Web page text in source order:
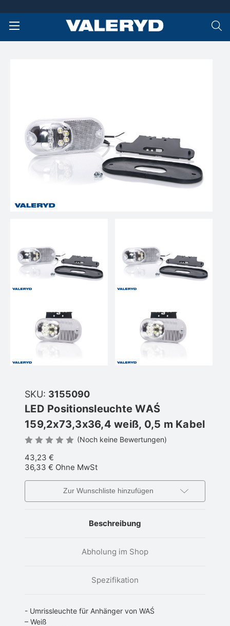
SKU: 3155090
LED Positionsleuchte WAŚ
159,2x73,3x36,4 weiß, 0,5 m Kabel
(Noch keine Bewertungen)
43,23 €
36,33 € Ohne MwSt
Zur Wunschliste hinzufügen
Beschreibung
Abholung im Shop
Spezifikation
- Umrissleuchte für Anhänger von WAŚ
– Weiß